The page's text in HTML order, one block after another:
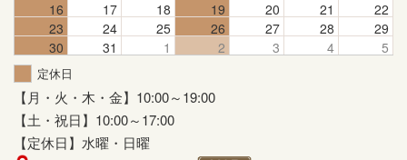
16
17 18 19 20 21
22
23
24 25 26 27 28
29
30
31 1 2 3 4 5
定休日
【月・火・木・金】10:00～19:00
【土・祝日】10:00～17:00
【定休日】水曜・日曜